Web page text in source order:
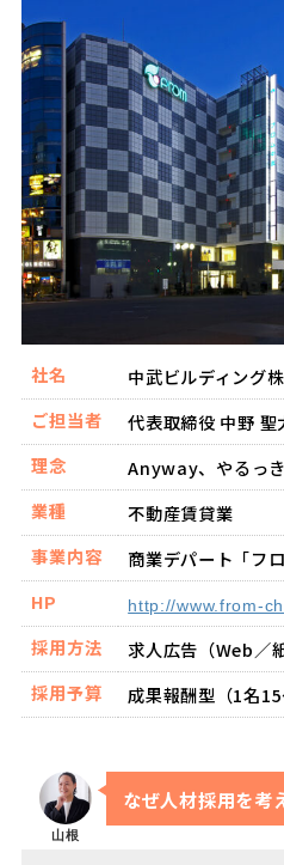
社名
中武ビルディング
ご担当者
代表取締役 中野 聖
理念
Anyway、やるっ
業種
不動産賃貸業
事業内容
商業デパート「フ
HP
http://www.from-
採用方法
求人広告（Web／紙
採用予算
成果報酬型（1名15
なぜ人材採用を考
山根